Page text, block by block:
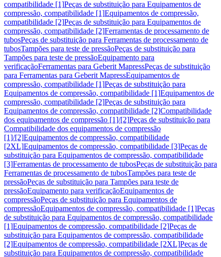
compatibilidade [1]Peças de substituição para Equipamentos de
compressão, compatibilidade [1]Equipamentos de compressão,
compatibilidade [2]Peças de substituição para Equipamentos de
compressão, compatibilidade [2]Ferramentas de processamento de
tubosPeças de substituição para Ferramentas de processamento de
tubosTampões para teste de pressãoPeças de substituição para
Tampões para teste de pressãoEquipamento para
verificaçãoFerramentas para Geberit MapressPeças de substituição
para Ferramentas para Geberit MapressEquipamentos de
compressão, compatibilidade [1]Peças de substituição para
Equipamentos de compressão, compatibilidade [1]Equipamentos de
compressão, compatibilidade [2]Peças de substituição para
Equipamentos de compressão, compatibilidade [2]Compatibilidade
dos equipamentos de compressão [1]/[2]Peças de substituição para
Compatibilidade dos equipamentos de compressão
[1]/[2]Equipamentos de compressão, compatibilidade
[2XL]Equipamentos de compressão, compatibilidade [3]Peças de
substituição para Equipamentos de compressão, compatibilidade
[3]Ferramentas de processamento de tubosPeças de substituição para
Ferramentas de processamento de tubosTampões para teste de
pressãoPeças de substituição para Tampões para teste de
pressãoEquipamento para verificaçãoEquipamentos de
compressãoPeças de substituição para Equipamentos de
compressãoEquipamentos de compressão, compatibilidade [1]Peças
de substituição para Equipamentos de compressão, compatibilidade
[1]Equipamentos de compressão, compatibilidade [2]Peças de
substituição para Equipamentos de compressão, compatibilidade
[2]Equipamentos de compressão, compatibilidade [2XL]Peças de
substituição para Equipamentos de compressão, compatibilidade